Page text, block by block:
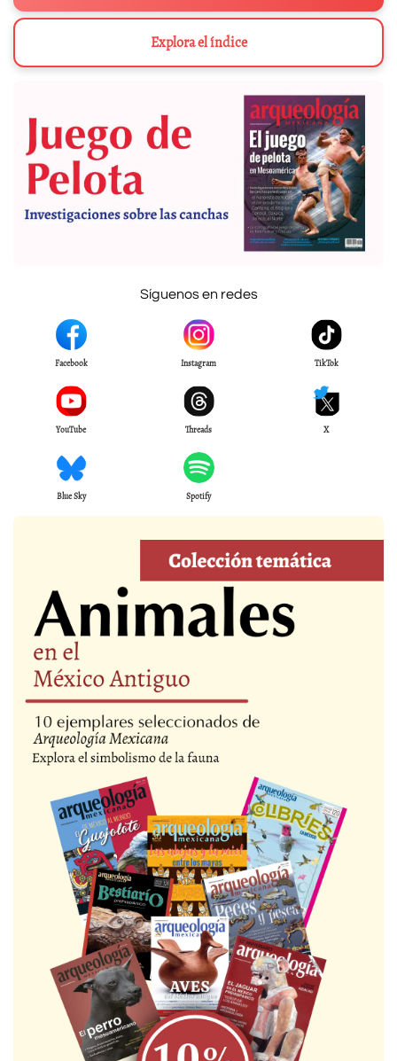
Explora el índice
Síguenos en redes
Facebook Instagram TikTok
YouTube Threads X
Blue Sky Spotify